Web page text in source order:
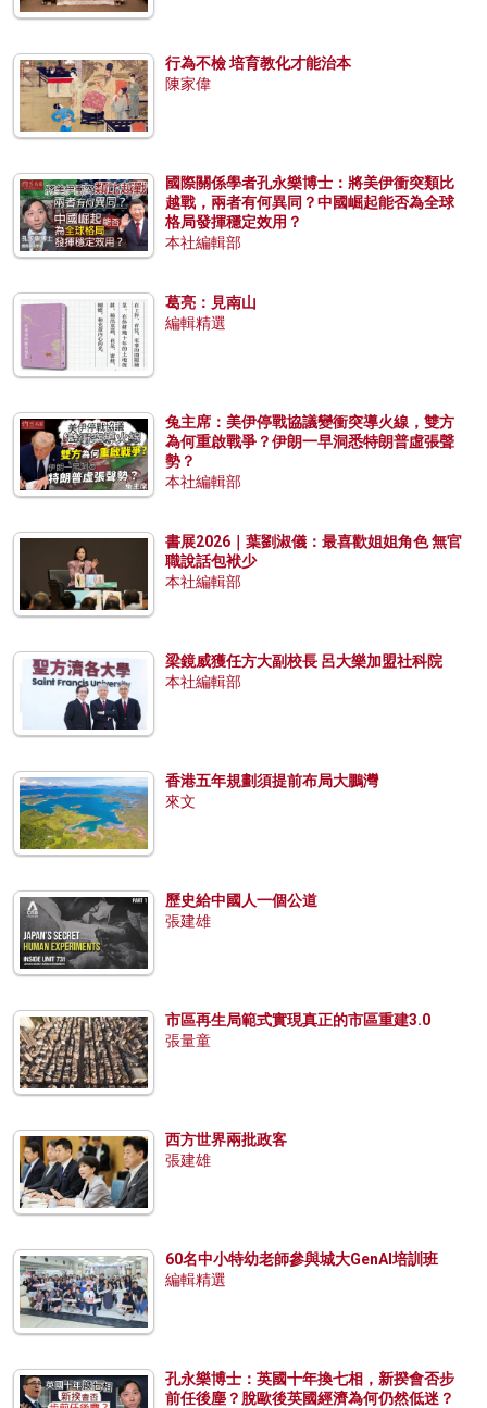
行為不檢 培育教化才能治本
陳家偉
國際關係學者孔永樂博士：將美伊衝突類比
越戰，兩者有何異同？中國崛起能否為全球
格局發揮穩定效用？
本社編輯部
葛亮：見南山
編輯精選
兔主席：美伊停戰協議變衝突導火線，雙方
為何重啟戰爭？伊朗一早洞悉特朗普虛張聲
勢？
本社編輯部
書展2026｜葉劉淑儀：最喜歡姐姐角色 無官
職說話包袱少
本社編輯部
梁鏡威獲任方大副校長 呂大樂加盟社科院
本社編輯部
香港五年規劃須提前布局大鵬灣
來文
歷史給中國人一個公道
張建雄
市區再生局範式實現真正的市區重建3.0
張量童
西方世界兩批政客
張建雄
60名中小特幼老師參與城大GenAI培訓班
編輯精選
孔永樂博士：英國十年換七相，新揆會否步
前任後塵？脫歐後英國經濟為何仍然低迷？